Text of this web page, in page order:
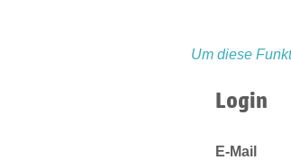
Um diese
Login
E-Mail